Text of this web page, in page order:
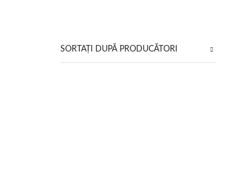
Solis (8)
SORTAȚI DUPĂ PRODUCĂTORI